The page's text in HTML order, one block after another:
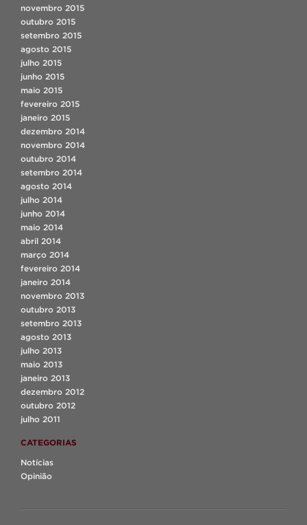
novembro 2015
outubro 2015
setembro 2015
agosto 2015
julho 2015
junho 2015
maio 2015
fevereiro 2015
janeiro 2015
dezembro 2014
novembro 2014
outubro 2014
setembro 2014
agosto 2014
julho 2014
junho 2014
maio 2014
abril 2014
março 2014
fevereiro 2014
janeiro 2014
novembro 2013
outubro 2013
setembro 2013
agosto 2013
julho 2013
maio 2013
janeiro 2013
dezembro 2012
outubro 2012
julho 2011
CATEGORIAS
Notícias
Opinião